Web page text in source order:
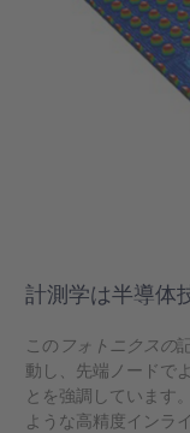
計測学は半導体
この フォトニクスの
動し、先端ノードで
とを強調しています
ような高精度インラ